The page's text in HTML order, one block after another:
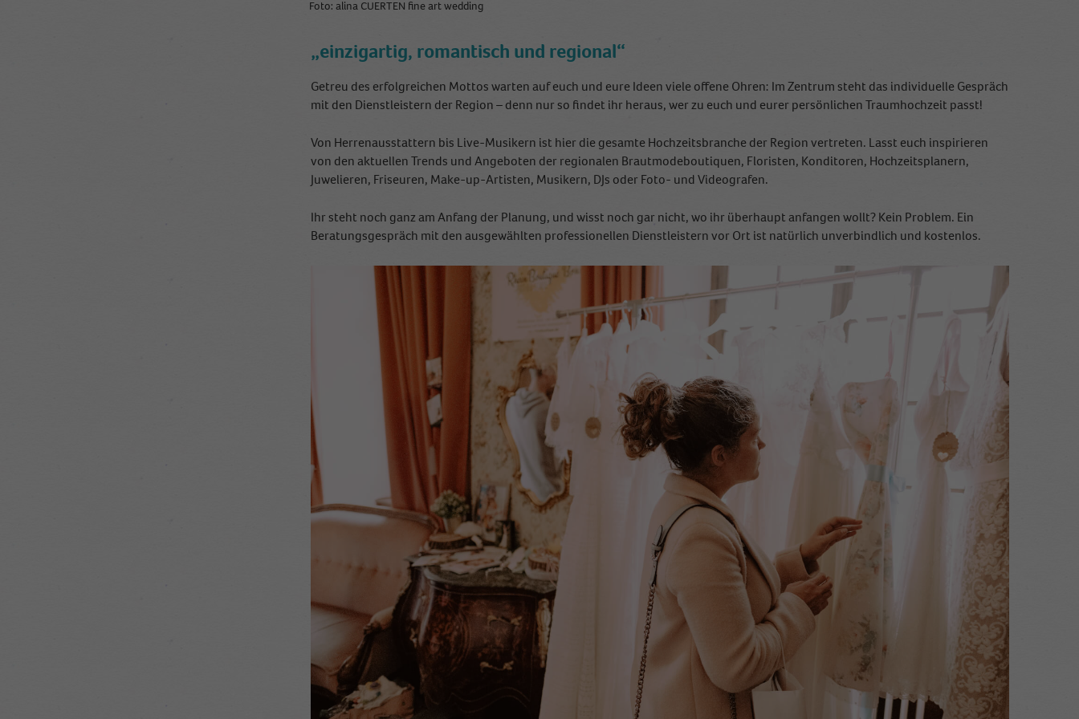
Foto: alina CUERTEN fine art wedding
„einzigartig, romantisch und regional“
Getreu des erfolgreichen Mottos warten auf euch und eure Ideen viele offene Ohren: Im Zentrum steht das individuelle Gespräch
mit den Dienstleistern der Region – denn nur so findet ihr heraus, wer zu euch und eurer persönlichen Traumhochzeit passt!
Von Herrenausstattern bis Live-Musikern ist hier die gesamte Hochzeitsbranche der Region vertreten. Lasst euch inspirieren
von den aktuellen Trends und Angeboten der regionalen Brautmodeboutiquen, Floristen, Konditoren, Hochzeitsplanern,
Juwelieren, Friseuren, Make-up-Artisten, Musikern, DJs oder Foto- und Videografen.
Ihr steht noch ganz am Anfang der Planung, und wisst noch gar nicht, wo ihr überhaupt anfangen wollt? Kein Problem. Ein
Beratungsgespräch mit den ausgewählten professionellen Dienstleistern vor Ort ist natürlich unverbindlich und kostenlos.
Name _ga
Anbieter Google Analytics
Laufzeit 2 Jahre
Zweck
This cookie is installed by Google Analytics. The
data and keep track of site usage for the site's
analytics report. The cookies store information
anonymously and assign a randomly generated
Anbieter Google Analytics
Laufzeit 1 Tag
This cookie is installed by Google Analytics. The
cookie is used to store information of how visitors
use a website and helps in creating an analytics
report of how the website is doing. The data
collected including the number visitors, the source
where they have come from, and the pages visited
in an anonymous form.
Name _dt_gtml
Google Tagmanager
Laufzeit 1 Day
This cookie is installed by Google Analytics. The
cookie is used to store information of how visitors
use a website and helps in creating an analytics
report of how the wbsite is doing. The data collected
including the number visitors, the source where
they have come from, and the pages viisted in an